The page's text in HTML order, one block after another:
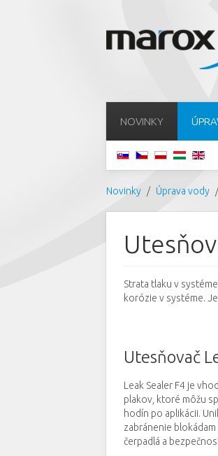
NOVINKY
Novinky Úprava vody
Strata tlaku v
korózie v systéme.
Utesňovač
Leak Sealer F4 je
plakov, ktoré môžu
hodín po aplikácii.
zabránenie
čerpadlá a